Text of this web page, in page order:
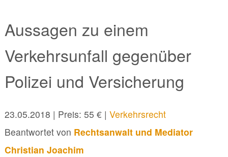
Aussagen zu einem
Verkehrsunfall gegenüber
Polizei und Versicherung
23.05.2018 | Preis: 55 € | Verkehrsrecht
Beantwortet von Rechtsanwalt und Mediator
Christian Joachim